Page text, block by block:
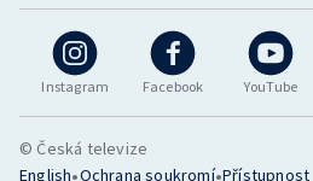
Instagram Facebook YouTube
© Česká televize
English•Ochrana soukromí•Přístupnost